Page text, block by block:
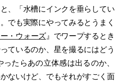
、「水槽にインクを垂らしてい
でも実際にやってみるとうまく
・ウォーズ』でワープするとき
ているのか、星を撮るにはどう
たらあの立体感は出るのか、
ないけど、でもそれがすごく面